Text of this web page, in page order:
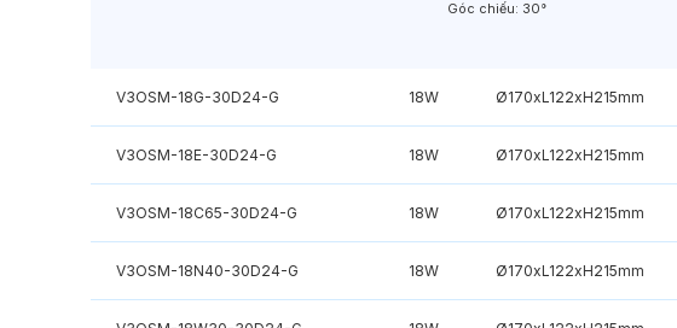
Góc chiếu: 30°
V3OSM-18G-30D24-G 18W Ø170xL122xH215mm
V3OSM-18E-30D24-G 18W Ø170xL122xH215mm
V3OSM-18C65-30D24-G 18W Ø170xL122xH215mm
V3OSM-18N40-30D24-G 18W Ø170xL122xH215mm